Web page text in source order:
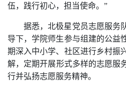
伍，践行初心，担当使命。 ”
据悉，北极星党员志愿服务
导下，学院师生参与组建的公益
期深 入中小学、社区进行乡村振
解， 定期开展形式多样的志愿服
行并弘扬志愿服务精神。